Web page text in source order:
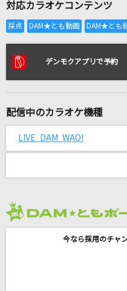
全
リアルタイムで
[生音]桜
[生音]veil
対応カラオケコンテンツ
デンモクアプリで予約
配信中のカラオケ機種
LIVE DAM WAO!
今なら採用のチャ